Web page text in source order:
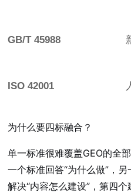
GB/T 45988
ISO 42001
为什么要四标融合？
单一标准很难覆盖GEO的全
一个标准回答“为什么做”，
解决“内容怎么建设”，第四